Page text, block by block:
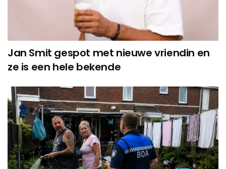
Jan Smit gespot met nieuwe vriendin en
ze is een hele bekende